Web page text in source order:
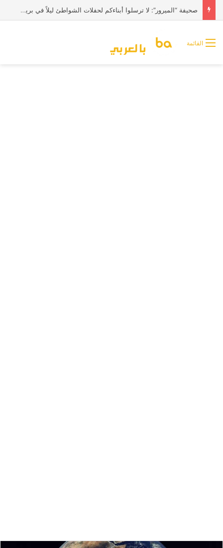
صحيفة “الميرور”: لا ترسلوا أبناءكم لحفلات الشواطئ ليلاً في بريطانيا
القائمة